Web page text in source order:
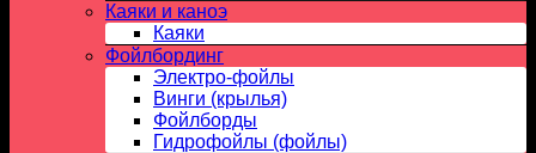
Каяки и каноэ
Каяки
Фойлбординг
Электро-фойлы
Винги (крылья)
Фойлборды
Гидрофойлы (фойлы)